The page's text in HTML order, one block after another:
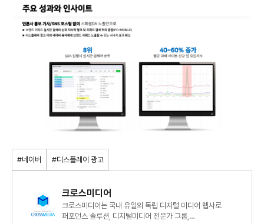
#네이버 #디스플레이 광고
크로스미디어
크로스미디어는 국내 유일의 독립 디지털 미디어 렙사로
퍼포먼스 솔루션, 디지털미디어 전문가 그룹,